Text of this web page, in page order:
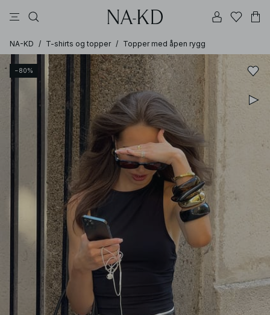
NA-KD / T-shirts og topper / Topper med åpen rygg
−80%